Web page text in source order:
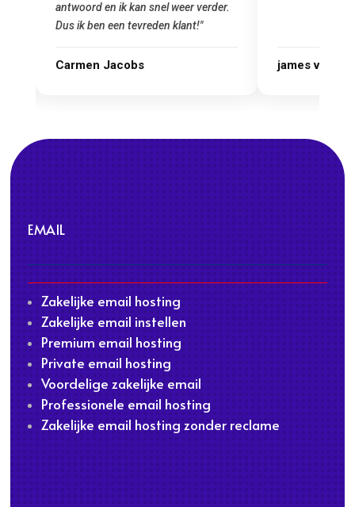
antwoord en ik kan snel weer verder.
Dus ik ben een tevreden klant!"
Carmen Jacobs james van
EMAIL
Zakelijke email hosting
Zakelijke email instellen
Premium email hosting
Private email hosting
Voordelige zakelijke email
Professionele email hosting
Zakelijke email hosting zonder reclame